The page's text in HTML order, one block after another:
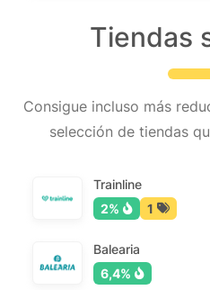
Tiendas
Consigue incluso más
selección de tiendas
Trainline
2%
1
Balearia
6,4%